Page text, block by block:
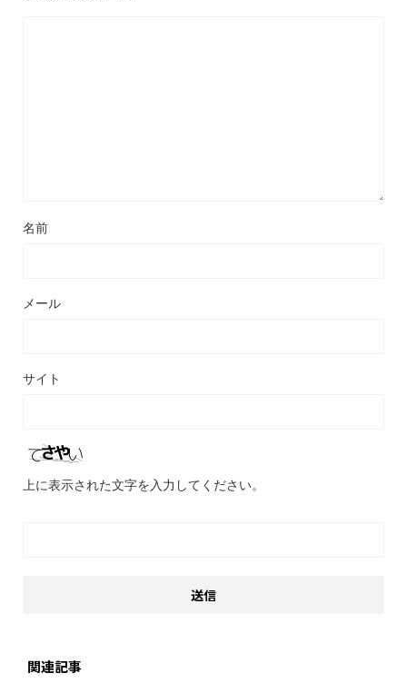
名前
メール
サイト
上に表示された文字を入力してください。
関連記事